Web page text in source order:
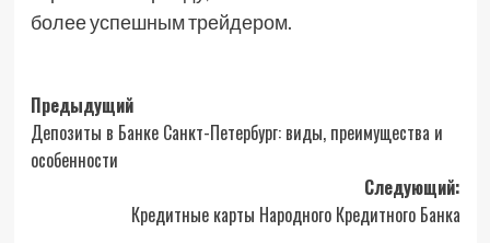
более успешным трейдером.
Навигация
записи
Предыдущий
Депозиты в Банке Санкт-Петербург: виды, преимущества и
особенности
Следующий:
Кредитные карты Народного Кредитного Банка